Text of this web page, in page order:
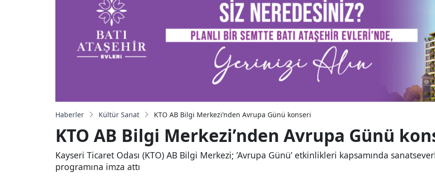
Haberler Kültür Sanat KTO AB Bilgi Merkezi’nden Avrupa Günü konseri
KTO AB Bilgi Merkezi’nden Avrupa Günü
Kayseri Ticaret Odası (KTO) AB Bilgi Merkezi; ’Avrupa Günü’ etkinlikleri kapsamında
programına imza attı